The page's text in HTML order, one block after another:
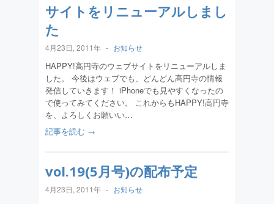
サイトをリニューアルしまし
た
4月23日, 2011年 - お知らせ
HAPPY!高円寺のウェブサイトをリニューアルしま
した。 今後はウェブでも、どんどん高円寺の情報
発信していきます！ iPhoneでも見やすくなったの
で使ってみてください。 これからもHAPPY!高円寺
を、よろしくお願いい…
記事を読む →
vol.19(5月号)の配布予定
4月23日, 2011年 - お知らせ